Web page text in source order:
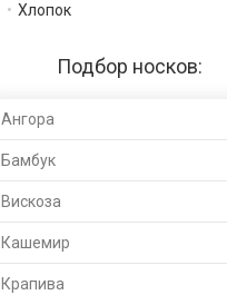
Хлопок
Подбор носков:
Ангора
Бамбук
Вискоза
Кашемир
Крапива